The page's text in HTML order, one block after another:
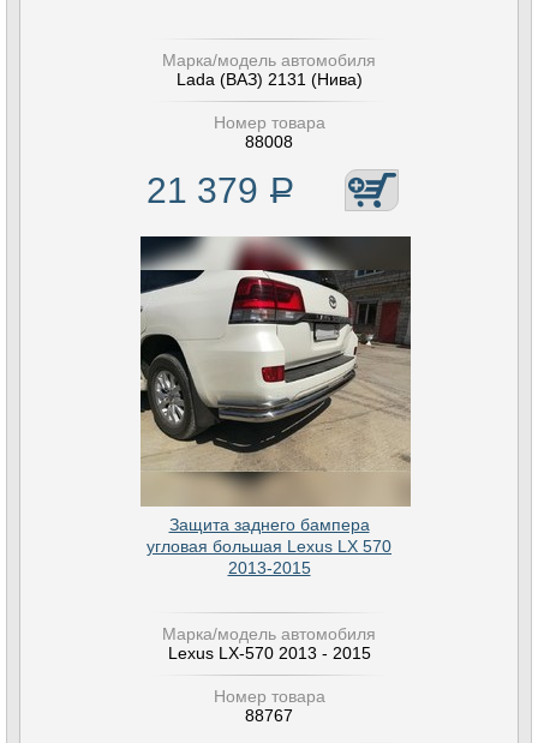
Марка/модель автомобиля
Lada (ВАЗ) 2131 (Нива)
Номер товара
88008
21 379 Р
Защита заднего бампера
угловая большая Lexus LX 570
2013-2015
Марка/модель автомобиля
Lexus LX-570 2013 - 2015
Номер товара
88767